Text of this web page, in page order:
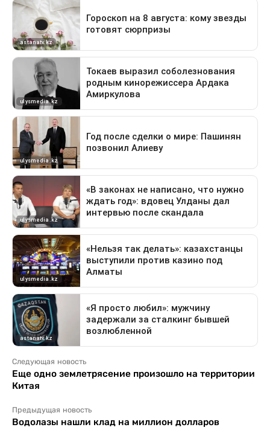
Следующая новость
Еще одно землетрясение произошло на территории
Китая
Предыдущая новость
Водолазы нашли клад на миллион долларов